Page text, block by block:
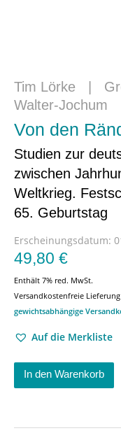
Tim Lörke
Walter-Jochum
Von den
Studien zur
zwischen
Weltkrieg.
65. Geburtstag
Erscheinungsdatum:
49,80 €
Enthält 7% red. MwSt.
Versandkostenfreie
gewichtsabhängige
Auf die Merkliste
In den Warenkorb